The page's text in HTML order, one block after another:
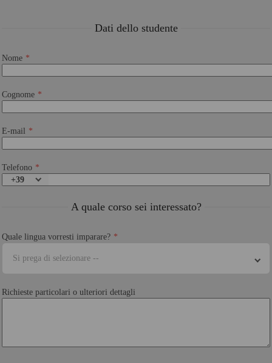
Dati dello studente
Nome
Cognome
E-mail
Telefono
+39
A quale corso sei interessato?
Quale lingua vorresti imparare?
Si prega di selezionare --
Richieste particolari o ulteriori dettagli